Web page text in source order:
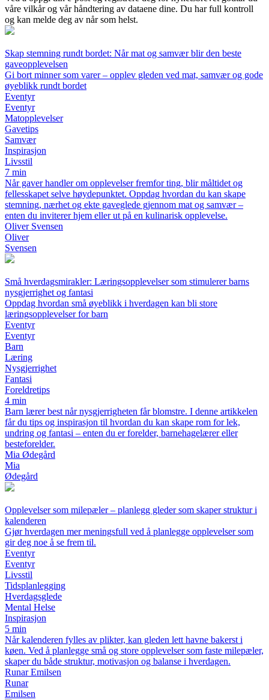
våre vilkår og vår håndtering av dataene dine. Du har full kontroll
og kan melde deg av når som helst.
Skap stemning rundt bordet: Når mat og samvær blir den beste
gaveopplevelsen
Gi bort minner som varer – opplev gleden ved mat, samvær og gode
øyeblikk rundt bordet
Eventyr
Eventyr
Matopplevelser
Gavetips
Samvær
Inspirasjon
Livsstil
7 min
Når gaver handler om opplevelser fremfor ting, blir måltidet og
fellesskapet selve høydepunktet. Oppdag hvordan du kan skape
stemning, nærhet og ekte gaveglede gjennom mat og samvær –
enten du inviterer hjem eller ut på en kulinarisk opplevelse.
Oliver Svensen
Oliver
Svensen
Små hverdagsmirakler: Læringsopplevelser som stimulerer barns
nysgjerrighet og fantasi
Oppdag hvordan små øyeblikk i hverdagen kan bli store
læringsopplevelser for barn
Eventyr
Eventyr
Barn
Læring
Nysgjerrighet
Fantasi
Foreldretips
4 min
Barn lærer best når nysgjerrigheten får blomstre. I denne artikkelen
får du tips og inspirasjon til hvordan du kan skape rom for lek,
undring og fantasi – enten du er forelder, barnehagelærer eller
besteforelder.
Mia Ødegård
Mia
Ødegård
Opplevelser som milepæler – planlegg gleder som skaper struktur i
kalenderen
Gjør hverdagen mer meningsfull ved å planlegge opplevelser som
gir deg noe å se frem til.
Eventyr
Eventyr
Livsstil
Tidsplanlegging
Hverdagsglede
Mental Helse
Inspirasjon
5 min
Når kalenderen fylles av plikter, kan gleden lett havne bakerst i
køen. Ved å planlegge små og store opplevelser som faste milepæler,
skaper du både struktur, motivasjon og balanse i hverdagen.
Runar Emilsen
Runar
Emilsen